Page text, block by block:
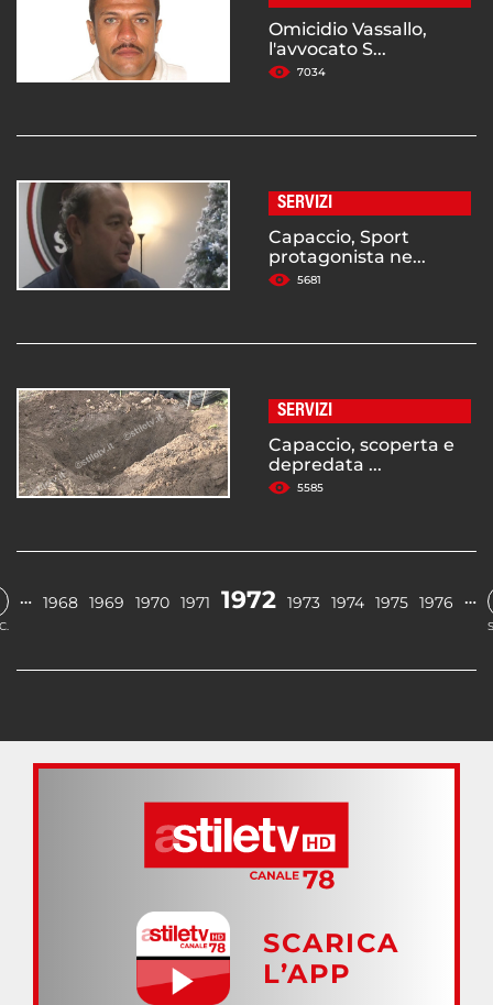
Omicidio Vassallo,
l'avvocato S...
7034
SERVIZI
Capaccio, Sport
protagonista ne...
5681
SERVIZI
Capaccio, scoperta e
depredata ...
5585
… 1968 1969 1970 1971 1972 1973 1974 1975 1976 …
SCARICA
L’APP